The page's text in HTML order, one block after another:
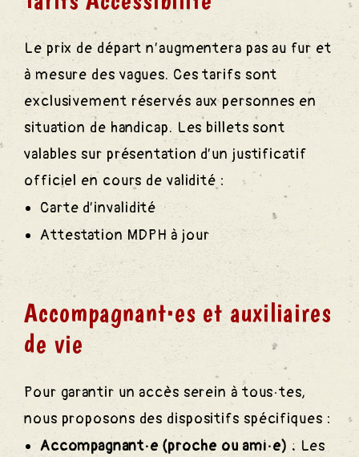
Le prix de départ n’augmentera pas au fur et
à mesure des vagues. Ces tarifs sont
exclusivement réservés aux personnes en
situation de handicap. Les billets sont
valables sur présentation d’un justificatif
officiel en cours de validité :
Carte d’invalidité
Attestation MDPH à jour
Accompagnant·es et auxiliaires
de vie
Pour garantir un accès serein à tous·tes,
nous proposons des dispositifs spécifiques :
Accompagnant·e (proche ou ami·e) : Les